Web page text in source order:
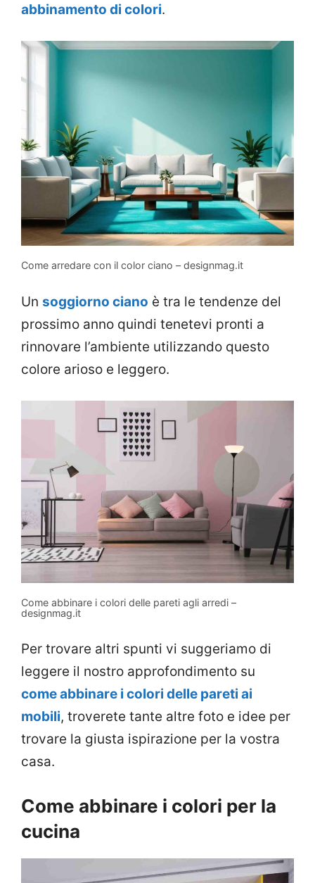
abbinamento di colori.
Come arredare con il color ciano – designmag.it
Un soggiorno ciano è tra le tendenze del
prossimo anno quindi tenetevi pronti a
rinnovare l’ambiente utilizzando questo
colore arioso e leggero.
Come abbinare i colori delle pareti agli arredi –
designmag.it
Per trovare altri spunti vi suggeriamo di
leggere il nostro approfondimento su
come abbinare i colori delle pareti ai
mobili, troverete tante altre foto e idee per
trovare la giusta ispirazione per la vostra
casa.
Come abbinare i colori per la
cucina